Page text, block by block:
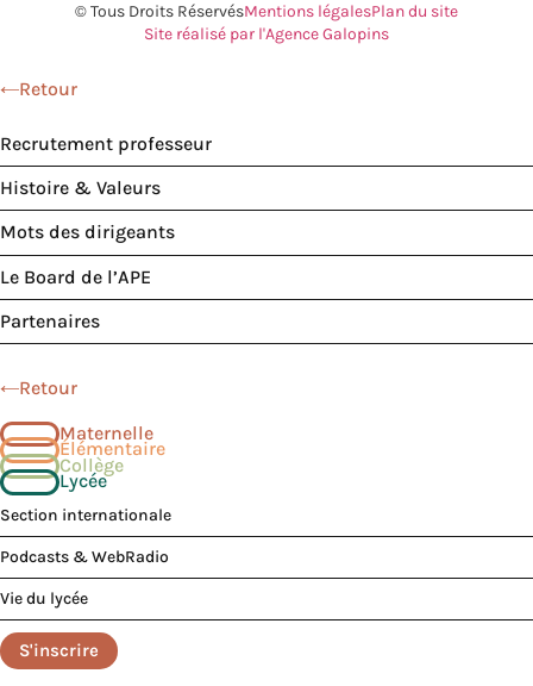
© Tous Droits RéservésMentions légalesPlan du site
Site réalisé par l'Agence Galopins
Retour
Recrutement professeur
Histoire & Valeurs
Mots des dirigeants
Le Board de l’APE
Partenaires
Retour
Maternelle
Élémentaire
Collège
Lycée
Section internationale
Podcasts & WebRadio
Vie du lycée
S'inscrire